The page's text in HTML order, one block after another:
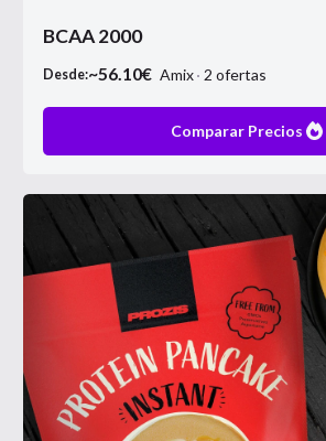
BCAA 2000
Desde:~56.10€ Amix 2 ofertas
Comparar Precios